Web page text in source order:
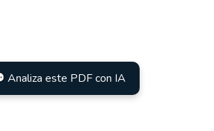
Analiza este PDF con IA